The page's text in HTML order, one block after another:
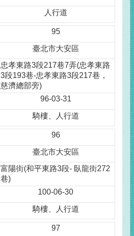
人行道
95
臺北市大安區
忠孝東路3段217巷7弄(忠孝東路
3段193巷-忠孝東路3段217巷，
慈濟總部旁)
96-03-31
騎樓、人行道
96
臺北市大安區
富陽街(和平東路3段- 臥龍街272
巷)
100-06-30
騎樓、人行道
97